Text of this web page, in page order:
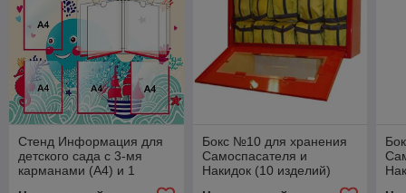
Стенд Информация для
детского сада с 3-мя
карманами (А4) и 1
Бокс №10 для хранения
Самоспасателя и
Накидок (10 изделий)